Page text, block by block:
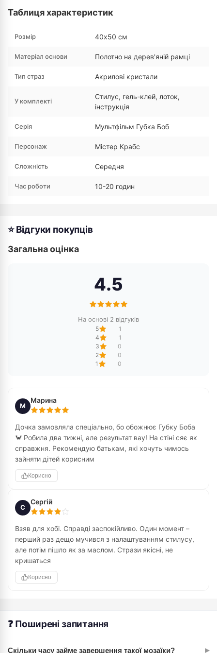
Таблиця характеристик
Розмір 40х50 см
Матеріал основи Полотно на дерев'яній рамці
Тип страз Акрилові кристали
У комплекті
Стилус, гель-клей, лоток,
інструкція
Серія Мультфільм Губка Боб
Персонаж Містер Крабс
Сложність Середня
Час роботи 10-20 годин
⭐ Відгуки покупців
Загальна оцінка
4.5
На основі 2 відгуків
5
1
4
1
3
0
2
0
1
0
М
Марина
Дочка замовляла спеціально, бо обожнює Губку Боба
🦀 Робила два тижні, але результат вау! На стіні сяє як
справжня. Рекомендую батькам, які хочуть чимось
зайняти дітей корисним
Корисно
С
Сергій
Взяв для хобі. Справді заспокійливо. Один момент –
перший раз дещо мучився з налаштуванням стилусу,
але потім пішло як за маслом. Стрази якісні, не
кришаться
Корисно
❓ Поширені запитання
Скільки часу займе завершення такої мозаїки? ▸